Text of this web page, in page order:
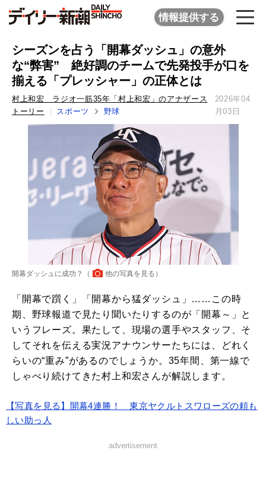
情報提供する
シーズンを占う「開幕ダッシュ」の意外
な“弊害” 絶好調のチームで先発投手が口を
揃える「プレッシャー」の正体とは
村上和宏 ラジオ一筋35年「村上和宏」のアナザース
トーリー
スポーツ 野球
2026年04
月03日
開幕ダッシュに成功？（ 他の写真を見る ）
「開幕で躓く」「開幕から猛ダッシュ」……この時
期、野球報道で見たり聞いたりするのが「開幕～」と
いうフレーズ。果たして、現場の選手やスタッフ、そ
してそれを伝える実況アナウンサーたちには、どれく
らいの“重み”があるのでしょうか。35年間、第一線で
しゃべり続けてきた村上和宏さんが解説します。
【写真を見る】開幕4連勝！ 東京ヤクルトスワローズの頼も
しい助っ人
advertisement